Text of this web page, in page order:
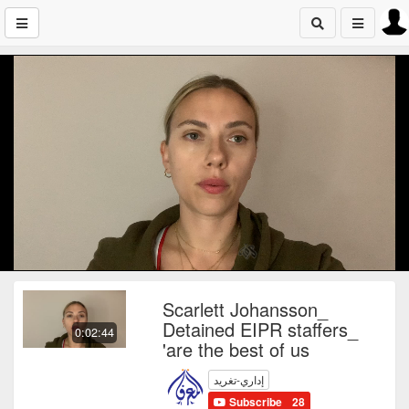
0:02:44
Scarlett Johansson_
Detained EIPR staffers_
'are the best of us
إداري-تغريد
Subscribe 28